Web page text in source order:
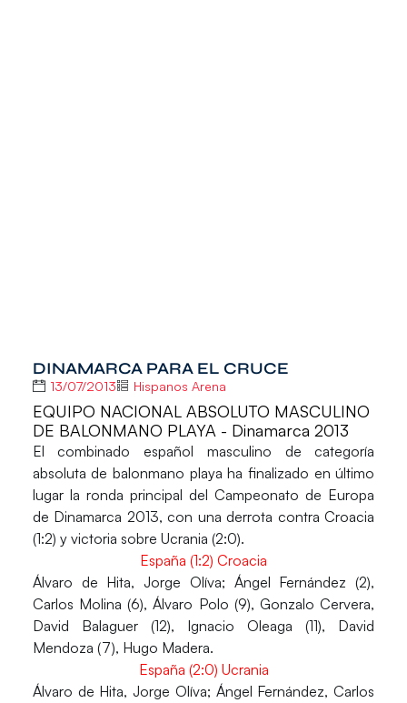
DINAMARCA PARA EL CRUCE
13/07/2013 Hispanos Arena
EQUIPO NACIONAL ABSOLUTO MASCULINO
DE BALONMANO PLAYA - Dinamarca 2013
El combinado español masculino de categoría
absoluta de balonmano playa ha finalizado en último
lugar la ronda principal del Campeonato de Europa
de Dinamarca 2013, con una derrota contra Croacia
(1:2) y victoria sobre Ucrania (2:0).
España (1:2) Croacia
Álvaro de Hita, Jorge Olíva; Ángel Fernández (2),
Carlos Molina (6), Álvaro Polo (9), Gonzalo Cervera,
David Balaguer (12), Ignacio Oleaga (11), David
Mendoza (7), Hugo Madera.
España (2:0) Ucrania
Álvaro de Hita, Jorge Olíva; Ángel Fernández, Carlos